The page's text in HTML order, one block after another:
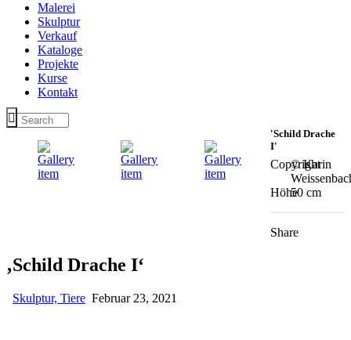
Malerei
Skulptur
Verkauf
Kataloge
Projekte
Kurse
Kontakt
‚Schild Drache I‘
Skulptur, Tiere Februar 23, 2021
'Schild Drache
I'
Copyright
© Karin
Höhe50 cm
Share